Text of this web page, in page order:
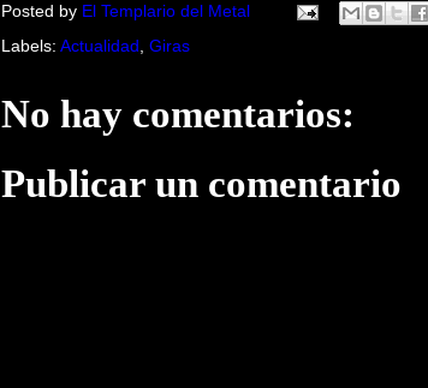
Posted by El Templario del Metal
Labels: Actualidad Giras
No hay comentarios:
Publicar un comentario